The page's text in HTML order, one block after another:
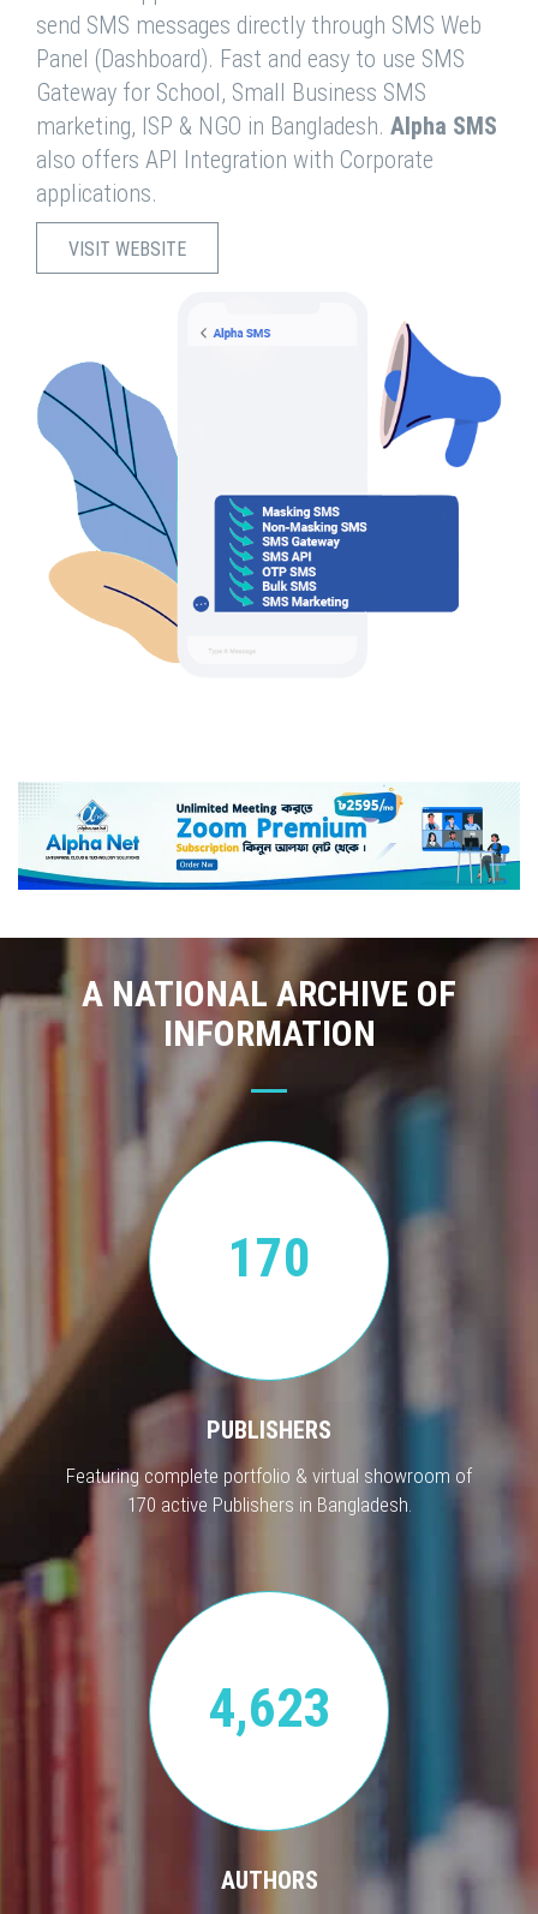
send SMS messages directly through SMS Web
Panel (Dashboard). Fast and easy to use SMS
Gateway for School, Small Business SMS
marketing, ISP & NGO in Bangladesh. Alpha SMS
also offers API Integration with Corporate
applications.
VISIT WEBSITE
A NATIONAL ARCHIVE OF
INFORMATION
170
PUBLISHERS
Featuring complete portfolio & virtual showroom of
170 active Publishers in Bangladesh.
4,623
AUTHORS